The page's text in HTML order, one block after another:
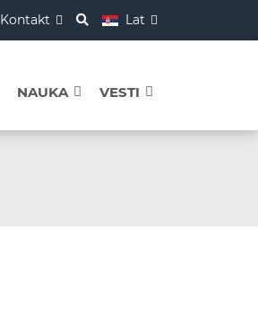
Kontakt Lat
NAUKA VESTI